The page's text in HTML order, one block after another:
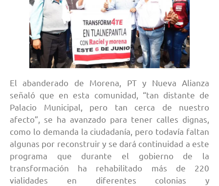
El abanderado de Morena, PT y Nueva Alianza
señaló que en esta comunidad, “tan distante de
Palacio Municipal, pero tan cerca de nuestro
afecto”, se ha avanzado para tener calles dignas,
como lo demanda la ciudadanía, pero todavía faltan
algunas por reconstruir y se dará continuidad a este
programa que durante el gobierno de la
transformación ha rehabilitado más de 220
vialidades en diferentes colonias y